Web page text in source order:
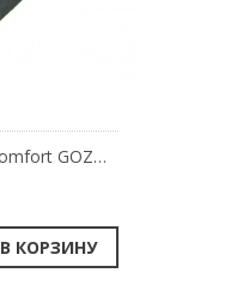
Брюки муж. Club of comfort GOZO 6701/43
В КОРЗИНУ